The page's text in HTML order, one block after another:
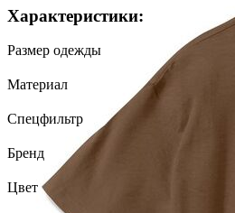
Характеристики:
Размер одежды
Материал
Спецфильтр
Бренд
Цвет